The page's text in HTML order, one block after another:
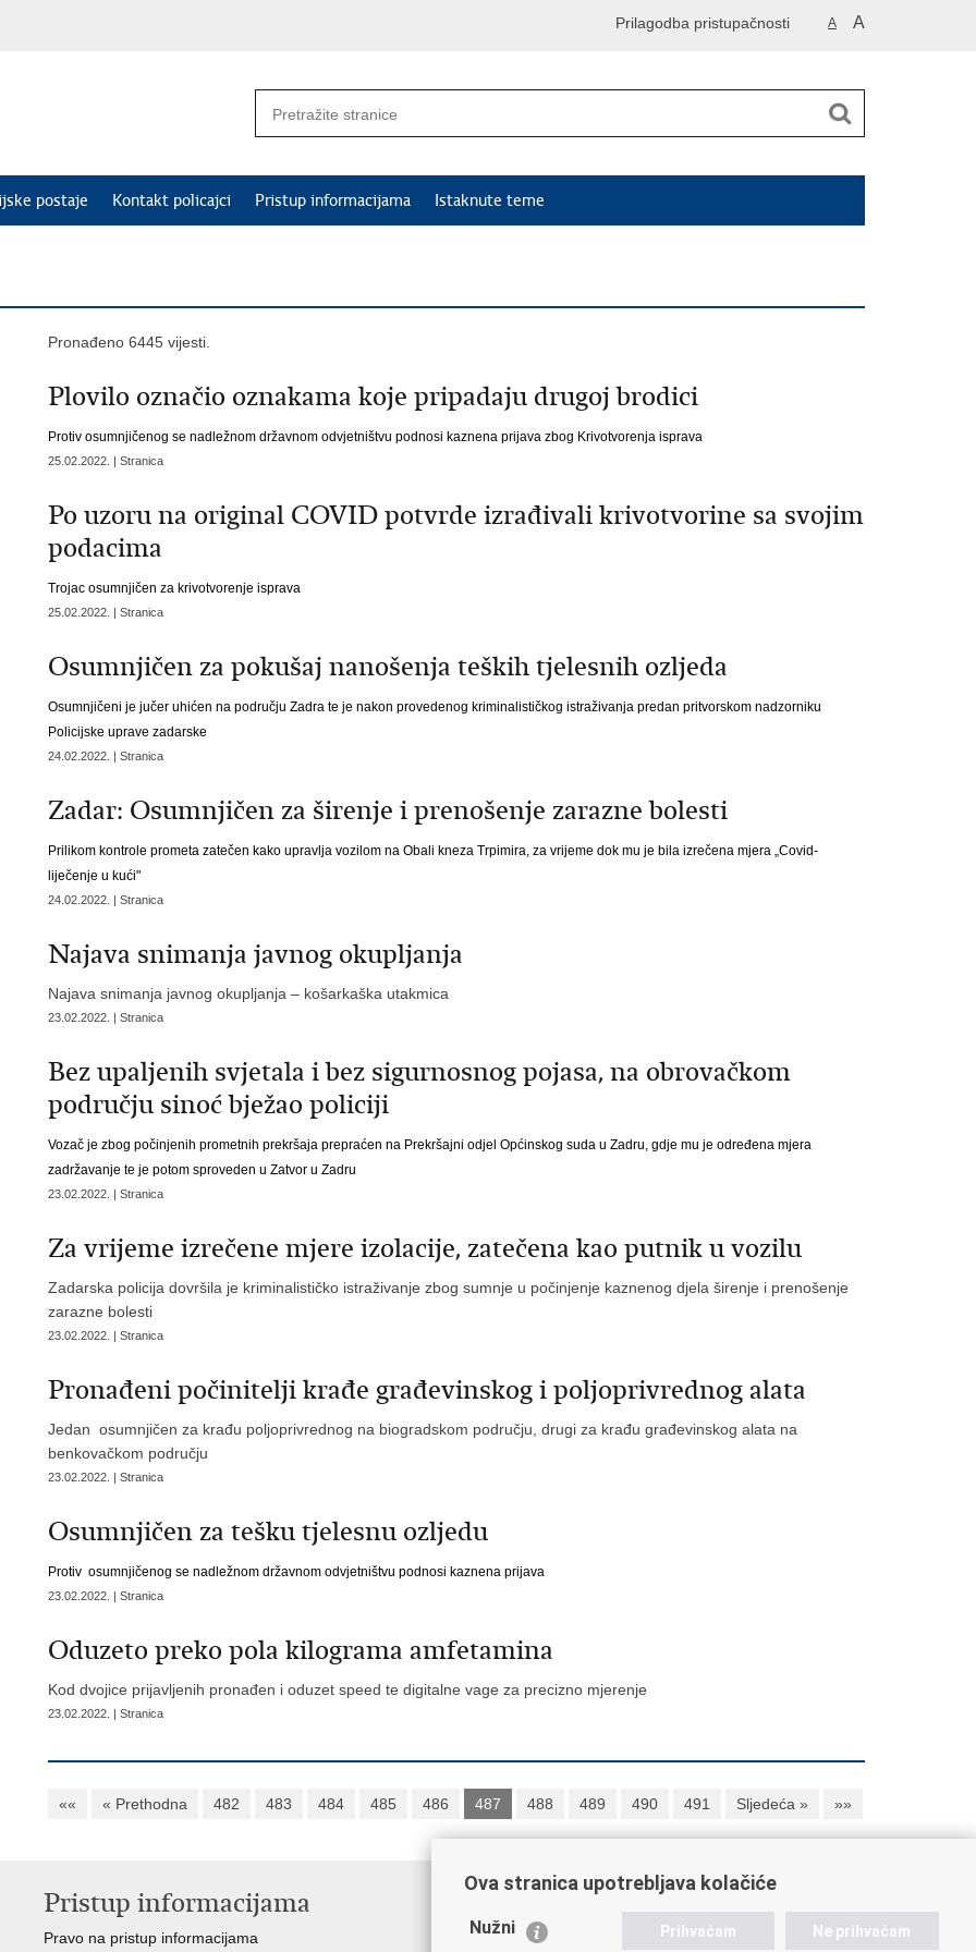
A A
Prilagodba pristupačnosti
postaje Kontakt policajci Pristup informacijama Istaknute teme
Pronađeno 6445 vijesti.
Plovilo označio oznakama koje pripadaju drugoj brodici
Protiv osumnjičenog se nadležnom državnom odvjetništvu podnosi kaznena prijava zbog Krivotvorenja isprava
25.02.2022. | Stranica
​Po uzoru na original COVID potvrde izrađivali krivotvorine sa svojim
podacima
Trojac osumnjičen za krivotvorenje isprava
25.02.2022. | Stranica
Osumnjičen za pokušaj nanošenja teških tjelesnih ozljeda
Osumnjičeni je jučer uhićen na području Zadra te je nakon provedenog kriminalističkog istraživanja predan pritvorskom nadzorniku
Policijske uprave zadarske
24.02.2022. | Stranica
Zadar: ​Osumnjičen za širenje i prenošenje zarazne bolesti
Prilikom kontrole prometa zatečen kako upravlja vozilom na Obali kneza Trpimira, za vrijeme dok mu je bila izrečena mjera „Covid-
liječenje u kući"
24.02.2022. | Stranica
Najava snimanja javnog okupljanja
Najava snimanja javnog okupljanja – košarkaška utakmica
23.02.2022. | Stranica
Bez upaljenih svjetala i bez sigurnosnog pojasa, na obrovačkom
području sinoć bježao policiji
Vozač je zbog počinjenih prometnih prekršaja prepraćen na Prekršajni odjel Općinskog suda u Zadru, gdje mu je određena mjera
zadržavanje te je potom sproveden u Zatvor u Zadru
23.02.2022. | Stranica
​Za vrijeme izrečene mjere izolacije, zatečena kao putnik u vozilu
Zadarska policija dovršila je kriminalističko istraživanje zbog sumnje u počinjenje kaznenog djela širenje i prenošenje
zarazne bolesti
23.02.2022. | Stranica
Pronađeni počinitelji krađe građevinskog i poljoprivrednog alata
Jedan osumnjičen za krađu poljoprivrednog na biogradskom području, drugi za krađu građevinskog alata na
benkovačkom području
23.02.2022. | Stranica
Osumnjičen za tešku tjelesnu ozljedu
Protiv osumnjičenog se nadležnom državnom odvjetništvu podnosi kaznena prijava
23.02.2022. | Stranica
Oduzeto preko pola kilograma amfetamina
Kod dvojice prijavljenih pronađen i oduzet speed te digitalne vage za precizno mjerenje
23.02.2022. | Stranica
«« « Prethodna 482 483 484 485 486 487 488 489 490 491 Sljedeća » »»
Pristup informacijama
Pravo na pristup informacijama
Važne poveznice
Ministarstvo unutarnjih poslova
Ova stranica upotrebljava kolačiće
Nužni Prihvaćam Ne prihvaćam